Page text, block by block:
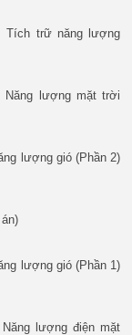
Tích trữ năng lượng
Năng lượng mặt trời
lượng gió (Phần 2)
lượng gió (Phần 1)
lượng điện mặt